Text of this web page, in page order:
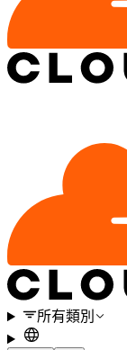
所有類別